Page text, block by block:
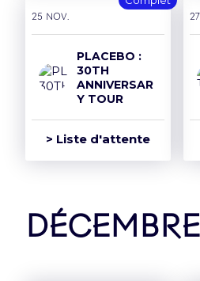
25 nov.
PLACEBO :
30TH
ANNIVERSAR
Y TOUR
> Liste d'attente
décembre